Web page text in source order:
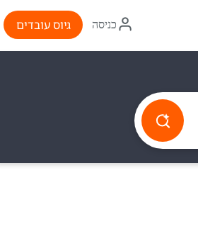
איקון
התחברות
כניסה גיוס עובדים